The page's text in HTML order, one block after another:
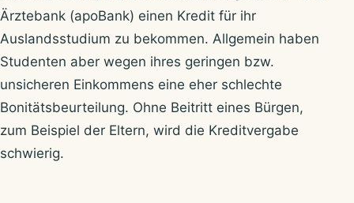
Ärztebank (apoBank) einen Kredit für ihr
Auslandsstudium zu bekommen. Allgemein haben
Studenten aber wegen ihres geringen bzw.
unsicheren Einkommens eine eher schlechte
Bonitätsbeurteilung. Ohne Beitritt eines Bürgen,
zum Beispiel der Eltern, wird die Kreditvergabe
schwierig.